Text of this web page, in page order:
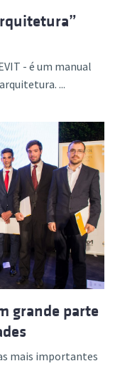
- é um manual
...
grande parte
mais importantes